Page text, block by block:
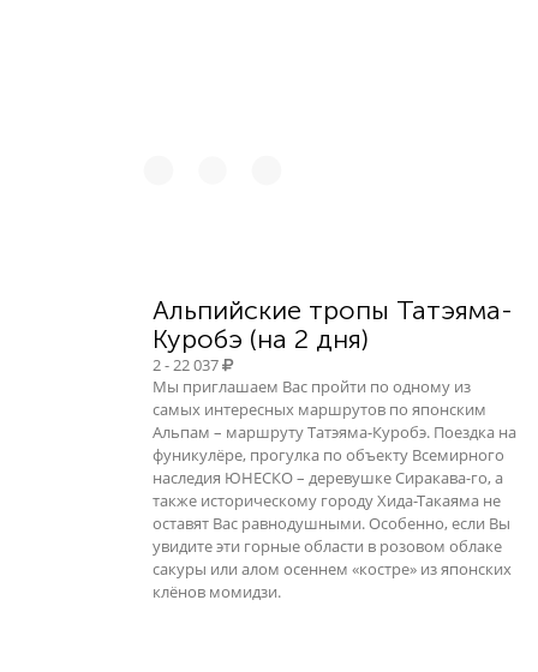
Альпийские тропы Татэяма-
Куробэ (на 2 дня)
2 - 22 037
Мы приглашаем Вас пройти по одному из
самых интересных маршрутов по японским
Альпам – маршруту Татэяма-Куробэ. Поездка на
фуникулёре, прогулка по объекту Всемирного
наследия ЮНЕСКО – деревушке Сиракава-го, а
также историческому городу Хида-Такаяма не
оставят Вас равнодушными. Особенно, если Вы
увидите эти горные области в розовом облаке
сакуры или алом осеннем «костре» из японских
клёнов момидзи.